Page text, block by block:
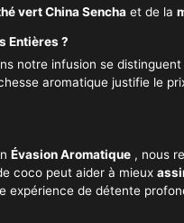
vert China Sencha et de la
Entières ?
notre infusion se
aromatique justifie le
Évasion Aromatique, nous
coco peut aider à mieux
expérience de détente